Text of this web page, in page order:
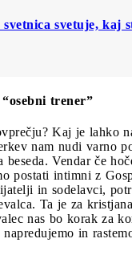
svetnica svetuje, kaj
trener”
Kaj je lahko
nam nudi varno
Vendar če
postati intimni z
in sodelavci,
Ta je za
nas bo korak za
in